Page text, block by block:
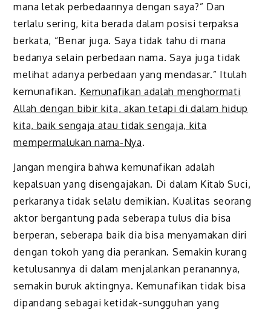
mana letak perbedaannya dengan saya?” Dan
terlalu sering, kita berada dalam posisi terpaksa
berkata, “Benar juga. Saya tidak tahu di mana
bedanya selain perbedaan nama. Saya juga tidak
melihat adanya perbedaan yang mendasar.” Itulah
kemunafikan. Kemunafikan adalah menghormati
Allah dengan bibir kita, akan tetapi di dalam hidup
kita, baik sengaja atau tidak sengaja, kita
mempermalukan nama-Nya.
Jangan mengira bahwa kemunafikan adalah
kepalsuan yang disengajakan. Di dalam Kitab Suci,
perkaranya tidak selalu demikian. Kualitas seorang
aktor bergantung pada seberapa tulus dia bisa
berperan, seberapa baik dia bisa menyamakan diri
dengan tokoh yang dia perankan. Semakin kurang
ketulusannya di dalam menjalankan peranannya,
semakin buruk aktingnya. Kemunafikan tidak bisa
dipandang sebagai ketidak-sungguhan yang